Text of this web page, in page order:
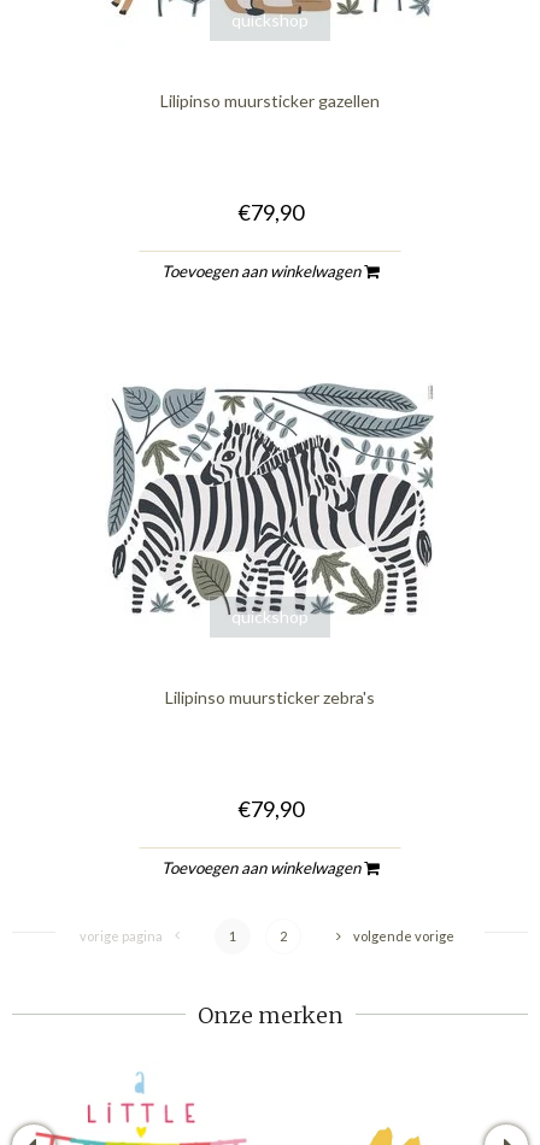
quickshop
Lilipinso muursticker gazellen
€79,90
Toevoegen aan winkelwagen
quickshop
Lilipinso muursticker zebra's
€79,90
Toevoegen aan winkelwagen
vorige pagina 1 2 volgende vorige
Onze merken